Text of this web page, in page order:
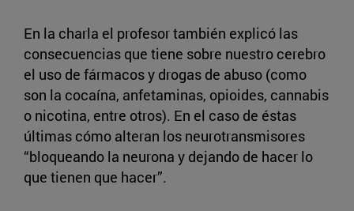
En la charla el profesor también explicó las
consecuencias que tiene sobre nuestro cerebro
el uso de fármacos y drogas de abuso (como
son la cocaína, anfetaminas, opioides, cannabis
o nicotina, entre otros). En el caso de éstas
últimas cómo alteran los neurotransmisores
“bloqueando la neurona y dejando de hacer lo
que tienen que hacer”.